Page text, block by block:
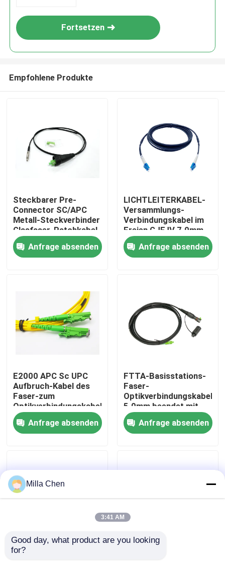
Fabrik-Ausflug
Qualitätskontrolle
Treten Sie mit uns in Verbindung
Fälle
Fortsetzen
Empfohlene Produkte
Steckbarer Pre-
Connector SC/APC
Metall-Steckverbinder
Glasfaser-Patchkabel
Schwarz für Durch-
Rohr- und Wand-FTTH
Anfrage absenden
LICHTLEITERKABEL-
Versammlungs-
Verbindungskabel im
Freien GJFJV 7.0mm
G657A2 2.0mm FTTA
LC Duplex
Anfrage absenden
E2000 APC Sc UPC
Aufbruch-Kabel des
Faser-zum
Optikverbindungskabel-
Singlemode
Simplexbetrieb-
1.8mm LSZH
Anfrage absenden
FTTA-Basisstations-
Faser-
Optikverbindungskabel
5.0mm beendet mit
Supertap Sc-
Verbindungsstücken
Anfrage absenden
Lc-/APC-Faser-
Milla Chen
3:41 AM
Good day, what product are you looking
for?